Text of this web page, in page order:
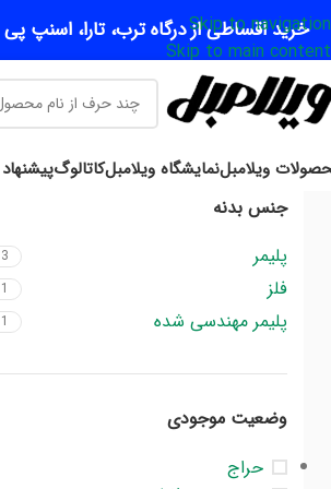
Skip to navigation
Skip to main content
خرید اقساطی از درگاه ترب، تارا، اسنپ
ویلامبلنمایشگاه ویلامبلکاتالوگ
جنس بدنه
پلیمر
3
فلز 1
پلیمر مهندسی شده 1
وضعیت موجودی
حراج